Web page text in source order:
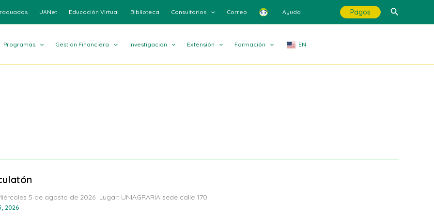
UANet Educación Virtual Biblioteca Consultorios Correo Ayuda Pagos Buscar
Programas Gestión Financiera Investigación Extensión Formación EN
5 de agosto de 2026 Lugar: UNIAGRARIA sede calle 170
2026